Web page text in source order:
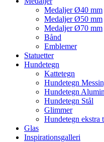
Medaljer Ø40 mm
Medaljer Ø50 mm
Medaljer Ø70 mm
Bånd
Emblemer
Statuetter
Hundetegn
Kattetegn
Hundetegn
Hundetegn
Hundetegn Stål
Glimmer
Hundetegn ekstra
Glas
Inspirationsgalleri